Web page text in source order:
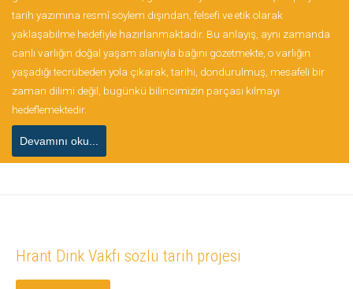
tarih yazımına resmî söylem dışından, felsefi ve etik olarak
yaklaşabilme hedefiyle hazırlanmaktadır. Bu anlayış, aynı zamanda
canlı varlığın doğal yaşam alanıyla bağını gözetmekte, o varlığın
yaşadığı tecrübeden yola çıkarak, tarihi, dondurulmuş, mesafeli bir
zaman dilimi değil, bugünkü bilincimizin parçası kılmayı
hedeflemektedir.
Devamını oku...
Hrant Dink Vakfı sözlü tarih projesi